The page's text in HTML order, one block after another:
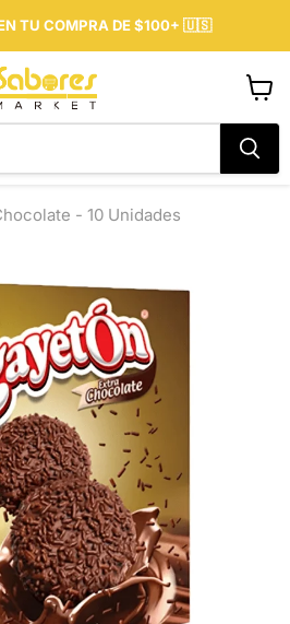
TU COMPRA DE $100+ 🇺🇸
carrito
- 10 Unidades